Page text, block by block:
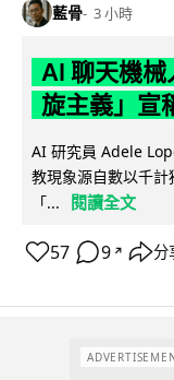
藍骨 3 小時
AI 聊天機
旋主義」宣
AI 研究員 Adele
教現象源自數以千
「...
閱讀全文
57 9 ↗ 分